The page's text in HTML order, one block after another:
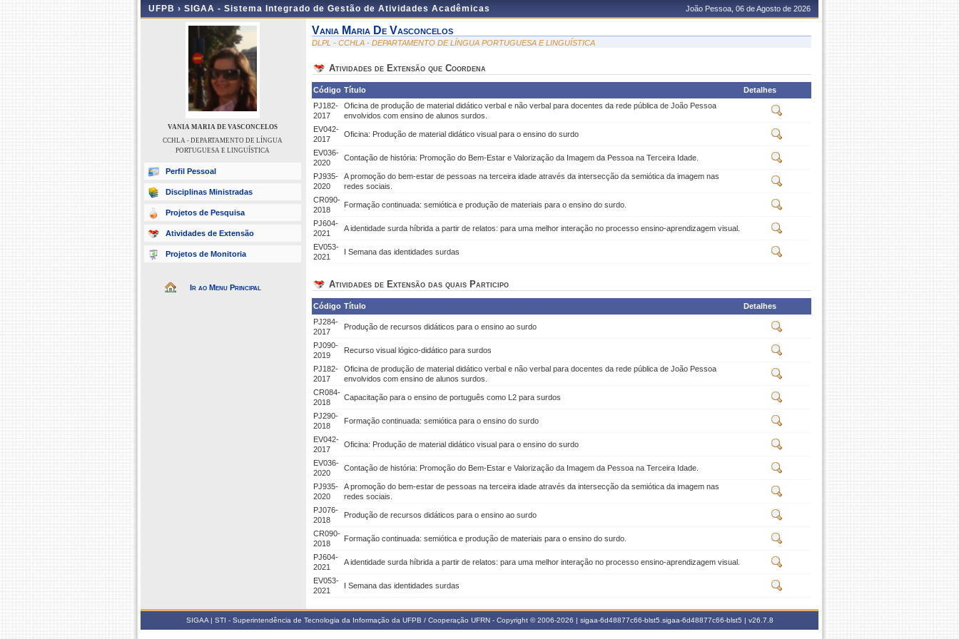
UFPB › SIGAA - Sistema Integrado de Gestão de Atividades Acadêmicas João Pessoa, 06 de Agosto de 2026
VANIA MARIA DE VASCONCELOS
CCHLA - DEPARTAMENTO DE LÍNGUA
PORTUGUESA E LINGUÍSTICA
Perfil Pessoal
Disciplinas Ministradas
Projetos de Pesquisa
Atividades de Extensão
Projetos de Monitoria
Ir ao Menu Principal
Vania Maria De Vasconcelos
DLPL - CCHLA - DEPARTAMENTO DE LÍNGUA PORTUGUESA E LINGUÍSTICA
Atividades de Extensão que Coordena
Código Título
Detalhes
PJ182-
2017
Oficina de produção de material didático verbal e não verbal para docentes da rede pública de João Pessoa
envolvidos com ensino de alunos surdos.
EV042-
2017
Oficina: Produção de material didático visual para o ensino do surdo
EV036-
2020
Contação de história: Promoção do Bem-Estar e Valorização da Imagem da Pessoa na Terceira Idade.
PJ935-
2020
A promoção do bem-estar de pessoas na terceira idade através da intersecção da semiótica da imagem nas
redes sociais.
CR090-
2018
Formação continuada: semiótica e produção de materiais para o ensino do surdo.
PJ604-
2021
A identidade surda híbrida a partir de relatos: para uma melhor interação no processo ensino-aprendizagem visual.
EV053-
2021
I Semana das identidades surdas
Atividades de Extensão das quais Participo
Código Título
Detalhes
PJ284-
2017
Produção de recursos didáticos para o ensino ao surdo
PJ090-
2019
Recurso visual lógico-didático para surdos
PJ182-
2017
Oficina de produção de material didático verbal e não verbal para docentes da rede pública de João Pessoa
envolvidos com ensino de alunos surdos.
CR084-
2018
Capacitação para o ensino de português como L2 para surdos
PJ290-
2018
Formação continuada: semiótica para o ensino do surdo
EV042-
2017
Oficina: Produção de material didático visual para o ensino do surdo
EV036-
2020
Contação de história: Promoção do Bem-Estar e Valorização da Imagem da Pessoa na Terceira Idade.
PJ935-
2020
A promoção do bem-estar de pessoas na terceira idade através da intersecção da semiótica da imagem nas
redes sociais.
PJ076-
2018
Produção de recursos didáticos para o ensino ao surdo
CR090-
2018
Formação continuada: semiótica e produção de materiais para o ensino do surdo.
PJ604-
2021
A identidade surda híbrida a partir de relatos: para uma melhor interação no processo ensino-aprendizagem visual.
EV053-
2021
I Semana das identidades surdas
SIGAA | STI - Superintendência de Tecnologia da Informação da UFPB / Cooperação UFRN - Copyright © 2006-2026 | sigaa-6d48877c66-blst5.sigaa-6d48877c66-blst5 | v26.7.8